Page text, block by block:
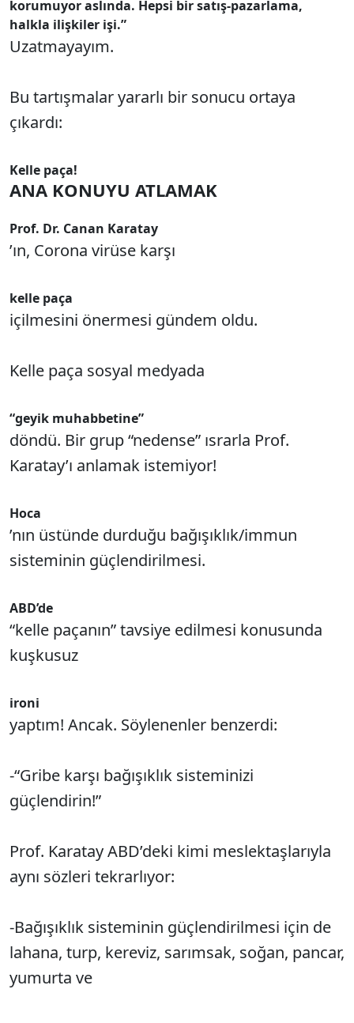
korumuyor aslında. Hepsi bir satış-pazarlama,
halkla ilişkiler işi.”
Uzatmayayım.
Bu tartışmalar yararlı bir sonucu ortaya
çıkardı:
Kelle paça!
ANA KONUYU ATLAMAK
Prof. Dr. Canan Karatay
’ın, Corona virüse karşı
kelle paça
içilmesini önermesi gündem oldu.
Kelle paça sosyal medyada
“geyik muhabbetine”
döndü. Bir grup “nedense” ısrarla Prof.
Karatay’ı anlamak istemiyor!
Hoca
’nın üstünde durduğu bağışıklık/immun
sisteminin güçlendirilmesi.
ABD’de
“kelle paçanın” tavsiye edilmesi konusunda
kuşkusuz
ironi
yaptım! Ancak. Söylenenler benzerdi:
-“Gribe karşı bağışıklık sisteminizi
güçlendirin!”
Prof. Karatay ABD’deki kimi meslektaşlarıyla
aynı sözleri tekrarlıyor:
-Bağışıklık sisteminin güçlendirilmesi için de
lahana, turp, kereviz, sarımsak, soğan, pancar,
yumurta ve